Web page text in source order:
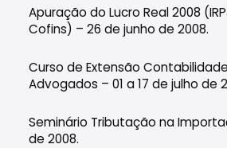
Apuração do Lucro Real 2008
Cofins) – 26 de junho de 2008.
Curso de Extensão
Advogados – 01 a 17 de julho de
Seminário Tributação na
de 2008.